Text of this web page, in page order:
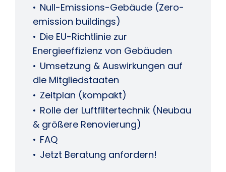
Null-Emissions-Gebäude (Zero-
emission buildings)
Die EU-Richtlinie zur
Energieeffizienz von Gebäuden
Umsetzung & Auswirkungen auf
die Mitgliedstaaten
Zeitplan (kompakt)
Rolle der Luftfiltertechnik (Neubau
& größere Renovierung)
FAQ
Jetzt Beratung anfordern!